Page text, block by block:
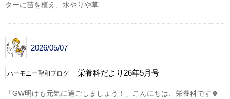
ターに苗を植え、水やりや草…
2026/05/07
ハーモニー聖和ブログ 栄養科だより26年5月号
「GW明けも元気に過ごしましょう！」こんにちは、栄養科です🍀